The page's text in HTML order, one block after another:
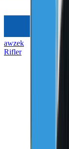
awzek
Rifler